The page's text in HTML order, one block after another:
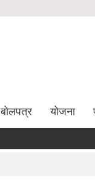
बोलपत्र योजना